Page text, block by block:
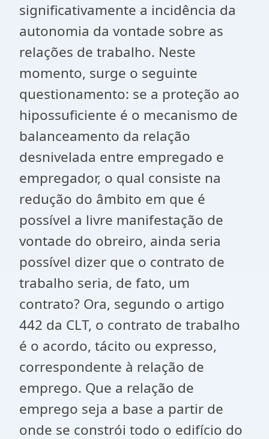
significativamente a incidência da
autonomia da vontade sobre as
relações de trabalho. Neste
momento, surge o seguinte
questionamento: se a proteção ao
hipossuficiente é o mecanismo de
balanceamento da relação
desnivelada entre empregado e
empregador, o qual consiste na
redução do âmbito em que é
possível a livre manifestação de
vontade do obreiro, ainda seria
possível dizer que o contrato de
trabalho seria, de fato, um
contrato? Ora, segundo o artigo
442 da CLT, o contrato de trabalho
é o acordo, tácito ou expresso,
correspondente à relação de
emprego. Que a relação de
emprego seja a base a partir de
onde se constrói todo o edifício do